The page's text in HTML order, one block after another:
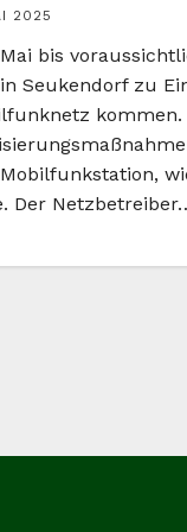
2025
bis
Seukendorf zu
Der